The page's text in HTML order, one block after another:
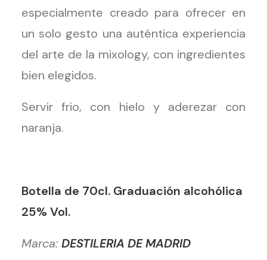
especialmente creado para ofrecer en
un solo gesto una auténtica experiencia
del arte de la mixology, con ingredientes
bien elegidos.
Servir frio, con hielo y aderezar con
naranja.
Botella de 70cl. Graduación alcohólica
25% Vol.
Marca: DESTILERIA DE MADRID